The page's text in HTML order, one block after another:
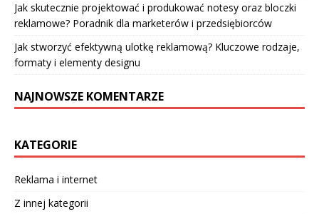
Jak skutecznie projektować i produkować notesy oraz bloczki
reklamowe? Poradnik dla marketerów i przedsiębiorców
Jak stworzyć efektywną ulotkę reklamową? Kluczowe rodzaje,
formaty i elementy designu
NAJNOWSZE KOMENTARZE
KATEGORIE
Reklama i internet
Z innej kategorii